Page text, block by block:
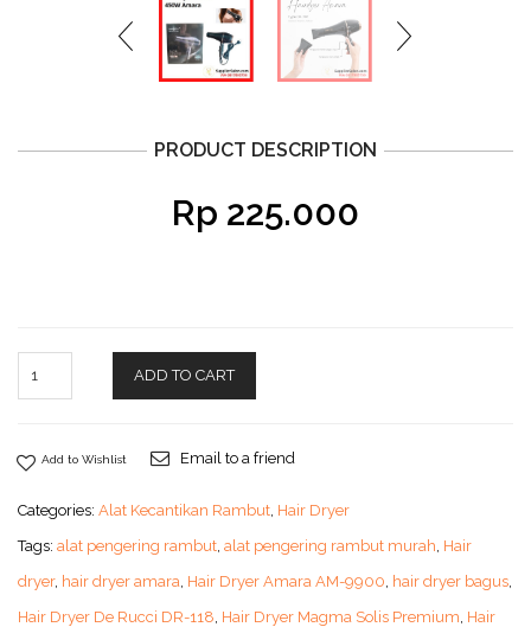
PRODUCT DESCRIPTION
Rp 225.000
ADD TO CART
Add to Wishlist Email to a friend
Categories: Alat Kecantikan Rambut Hair Dryer
Tags: alat pengering rambut alat pengering rambut murah Hair
dryer, hair dryer amara Hair Dryer Amara AM-9900 hair dryer bagus
Hair Dryer De Rucci DR-118 Hair Dryer Magma Solis Premium Hair